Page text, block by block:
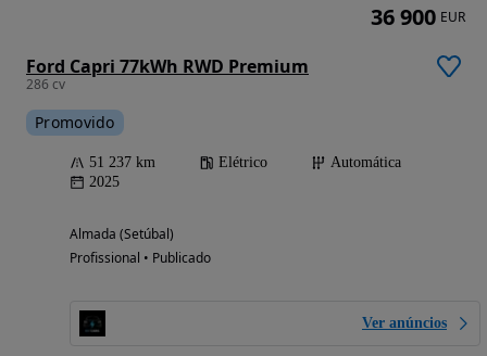
Ford Capri 77kWh RWD Premium
286 cv
Promovido
51 237 km Elétrico
Automática
2025
Almada (Setúbal)
Profissional • Publicado
Ver anúncios
36 900 EUR